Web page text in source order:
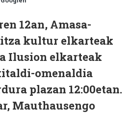
12an, Amasa-
kultur elkarteak
Ilusion elkarteak
omenaldia
plazan 12:00etan.
Mauthausengo